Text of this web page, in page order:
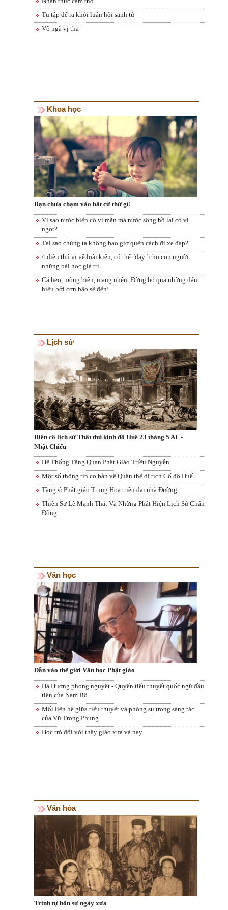
Tu tập để ra khỏi luân hồi sanh tử
Vô ngã vị tha
Khoa học
Bạn chưa chạm vào bất cứ thứ gì!
Vì sao nước biển có vị mặn mà nước sông hồ lại có vị
ngọt?
Tại sao chúng ta không bao giờ quên cách đi xe đạp?
4 điều thú vị về loài kiến, có thể "dạy" cho con người
những bài học giá trị
Cá heo, mòng biển, mạng nhện: Đừng bỏ qua những dấu
hiệu bởi cơn bão sẽ đến!
Lịch sử
Biến cố lịch sử Thất thủ kinh đô Huế 23 tháng 5 AL -
Nhật Chiếu
Hệ Thống Tăng Quan Phật Giáo Triều Nguyễn
Một số thông tin cơ bản về Quần thể di tích Cố đô Huế
Tăng sĩ Phật giáo Trung Hoa triều đại nhà Đường
Thiền Sư Lê Mạnh Thát Và Những Phát Hiện Lịch Sử Chấn
Động
Văn học
Dẫn vào thế giới Văn học Phật giáo
Hà Hương phong nguyệt - Quyển tiểu thuyết quốc ngữ đầu
tiên của Nam Bộ
Mối liên hệ giữa tiểu thuyết và phóng sự trong sáng tác
của Vũ Trọng Phụng
Học trò đối với thầy giáo xưa và nay
Văn hóa
Trình tự hôn sự ngày xưa